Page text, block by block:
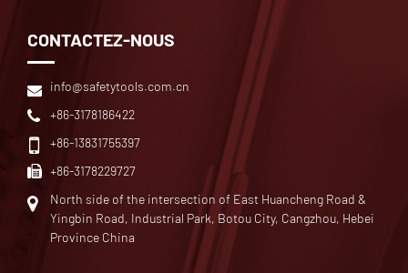
CONTACTEZ-NOUS
info@safetytools.com.cn
+86-3178186422
+86-13831755397
+86-3178229727
North side of the intersection of East Huancheng Road &
Yingbin Road, Industrial Park, Botou City, Cangzhou, Hebei
Province China